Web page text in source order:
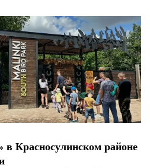
Красносулинском районе